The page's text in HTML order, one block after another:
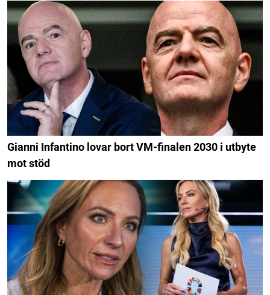
Gianni Infantino lovar bort VM-finalen 2030 i utbyte
mot stöd